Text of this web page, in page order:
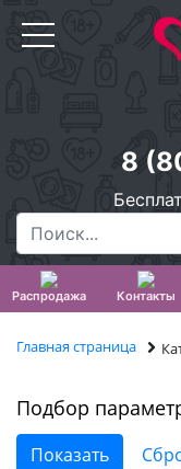
8
Распродажа Контакты
Главная страница
Подбор